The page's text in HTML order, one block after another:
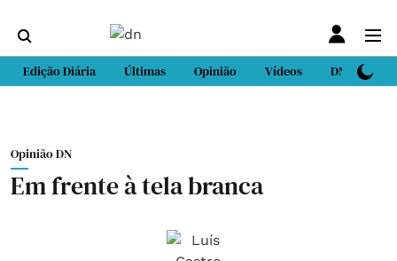
Edição Diária Últimas Opinião Vídeos DN Sport
Opinião DN
Em frente à tela branca